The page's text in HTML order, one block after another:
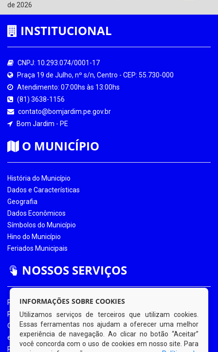
de 2026
INSTITUCIONAL
CNPJ: 10.293.074/0001-17
Praça 19 de Julho, nº s/n, Centro - CEP: 55.730-000
Atendimento: 07:00hs às 13:00hs
(81) 3638-1156
contato@bomjardim.pe.gov.br
Bom Jardim - PE
O MUNICÍPIO
História do Município
Dados e Características
Geografia
Dados Econômicos
Símbolos do Município
Hino do Município
Feriados Municipais
NOSSOS SERVIÇOS
Portal da Transparência
Portal da Transparência COVID-19
Ouvidoria Eletrônica
e-SIC
Processos de Licitação
INFORMAÇÕES SOBRE COOKIES
Utilizamos serviços de terceiros que utilizam cookies.
Essas ferramentas nos ajudam a oferecer uma melhor
experiência de navegação. Ao clicar no botão “Aceitar”
você concorda com o uso de cookies em nosso site. Para